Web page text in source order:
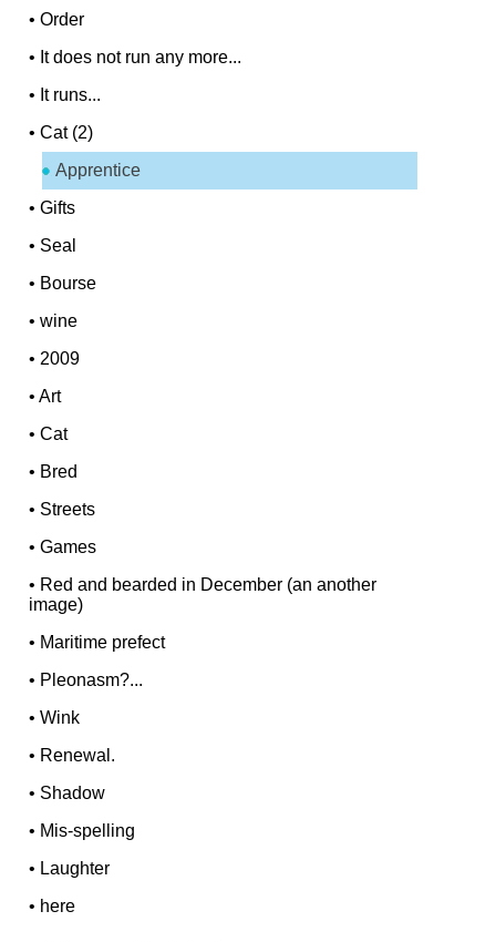
•Order
• It does not run any more...
• It runs...
•Cat (2)
Apprentice
•Gifts
• Seal
• Bourse
•wine
•2009
•Art
•Cat
• Bred
• Streets
•Games
• Red and bearded in December (an another
image)
• Maritime prefect
• Pleonasm?...
•Wink
• Renewal.
• Shadow
• Mis-spelling
• Laughter
• here